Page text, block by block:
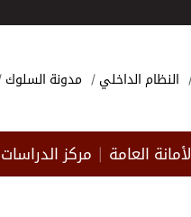
النظام الداخلي مدونة السلوك
الأمانة العامة مركز